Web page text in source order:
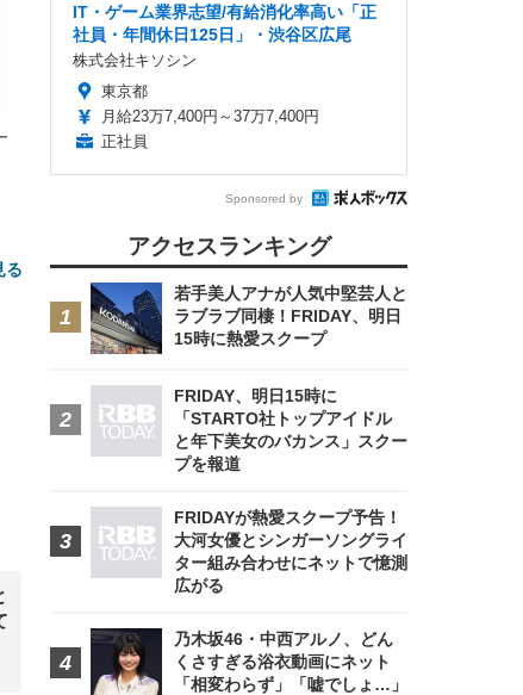
る
IT・ゲーム業界志望/有給消化率高い「正
社員・年間休日125日」・渋谷区広尾
株式会社キソシン
東京都
月給23万7,400円～37万7,400円
正社員
Sponsored by
アクセスランキング
若手美人アナが人気中堅芸人と
ラブラブ同棲！FRIDAY、明日
15時に熱愛スクープ
FRIDAY、明日15時に
「STARTO社トップアイドル
と年下美女のバカンス」スクー
プを報道
FRIDAYが熱愛スクープ予告！
大河女優とシンガーソングライ
ター組み合わせにネットで憶測
広がる
乃木坂46・中西アルノ、どん
くさすぎる浴衣動画にネット
「相変わらず」「嘘でしょ…」